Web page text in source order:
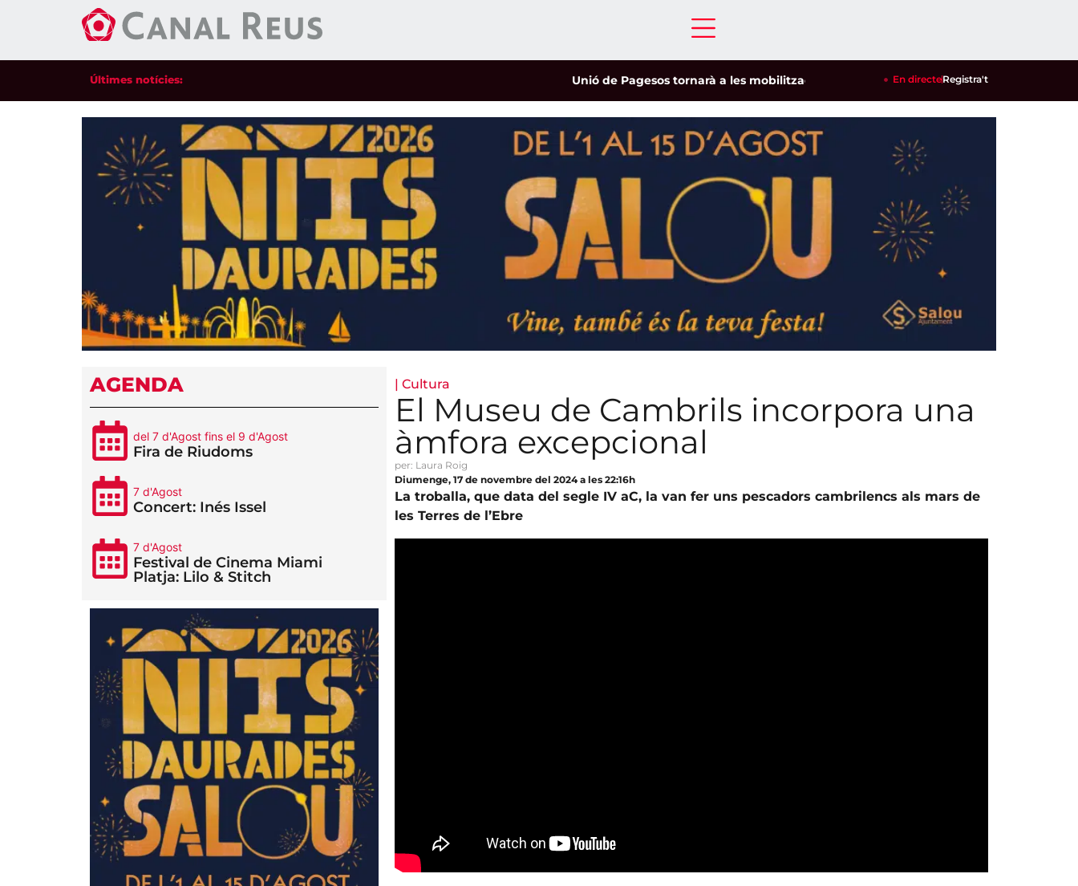
Últimes notícies: Unió de Pagesos tornarà a les mobilitzacions per defensar els cultius de la garrofa i
En directeRegistra't
AGENDA
del 7 d'Agost fins el 9 d'Agost
Fira de Riudoms
7 d'Agost
Concert: Inés Issel
7 d'Agost
Festival de Cinema Miami
Platja: Lilo & Stitch
| Cultura
El Museu de Cambrils incorpora una
àmfora excepcional
per: Laura Roig
Diumenge, 17 de novembre del 2024 a les 22:16h
La troballa, que data del segle IV aC, la van fer uns pescadors cambrilencs als mars de
les Terres de l’Ebre